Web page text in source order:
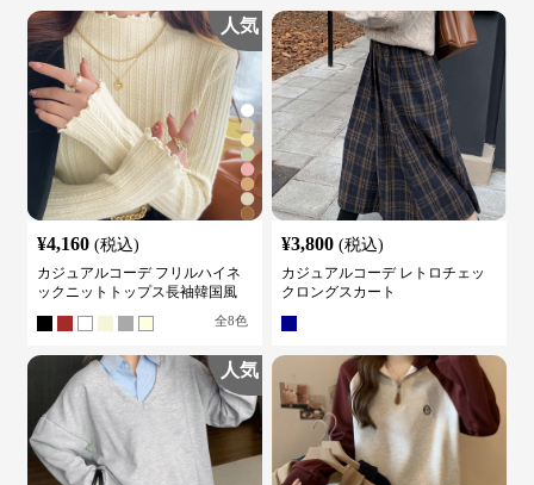
人気
¥4,160 (税込)
カジュアルコーデ フリルハイネ
ックニットトップス長袖韓国風
全8色
¥3,800 (税込)
カジュアルコーデ レトロチェッ
クロングスカート
人気